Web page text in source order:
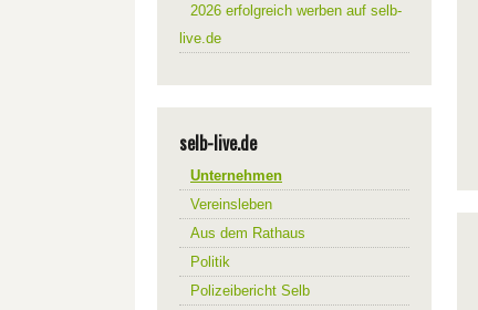
2026 erfolgreich werben auf selb-
live.de
selb-live.de
Unternehmen
Vereinsleben
Aus dem Rathaus
Politik
Polizeibericht Selb